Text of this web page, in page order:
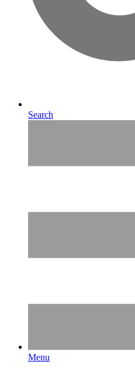
Search
Menu